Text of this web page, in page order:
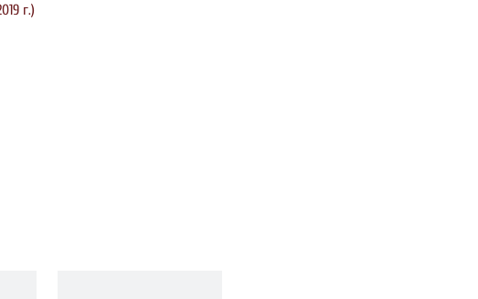
г.)